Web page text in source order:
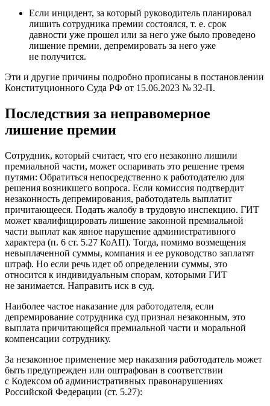
Если инцидент, за который руководитель планировал
лишить сотрудника премии состоялся, т. е. срок
давности уже прошел или за него уже было проведено
лишение премии, депремировать за него уже
не получится.
Эти и другие причины подробно прописаны в постановлении
Конституционного Суда РФ от 15.06.2023 № 32-П.
Последствия за неправомерное
лишение премии
Сотрудник, который считает, что его незаконно лишили
премиальной части, может оспаривать это решение тремя
путями: Обратиться непосредственно к работодателю для
решения возникшего вопроса. Если комиссия подтвердит
незаконность депремирования, работодатель выплатит
причитающееся. Подать жалобу в трудовую инспекцию. ГИТ
может квалифицировать лишение законной премиальной
части выплат как явное нарушение административного
характера (п. 6 ст. 5.27 КоАП). Тогда, помимо возмещения
невыплаченной суммы, компания и ее руководство заплатят
штраф. Но если речь идет об определении суммы, это
относится к индивидуальным спорам, которыми ГИТ
не занимается. Направить иск в суд.
Наиболее частое наказание для работодателя, если
депремирование сотрудника суд признал незаконным, это
выплата причитающейся премиальной части и моральной
компенсации сотруднику.
За незаконное применение мер наказания работодатель может
быть предупрежден или оштрафован в соответствии
с Кодексом об административных правонарушениях
Российской Федерации (ст. 5.27):